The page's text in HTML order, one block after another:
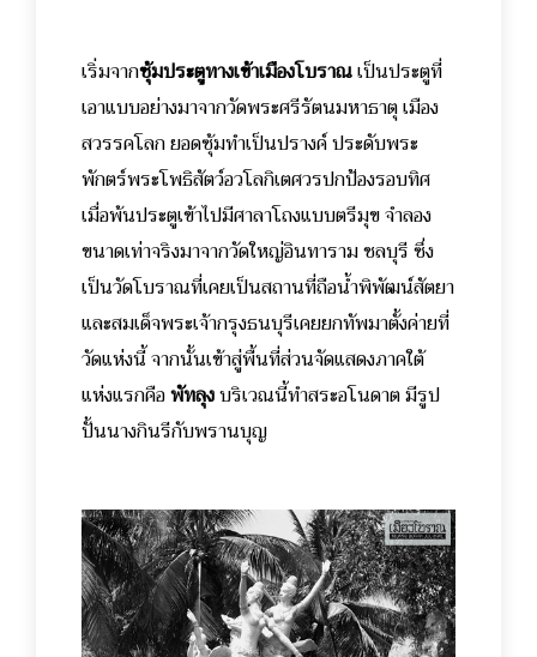
เริ่มจากซุ้มประตูทางเข้าเมืองโบราณเป็นประตูที่
เอาแบบอย่างมาจากวัดพระศรีรัตนมหาธาตุ เมือง
สวรรคโลก ยอดซุ้มทำเป็นปรางค์ ประดับพระ
พักตร์พระโพธิสัตว์อวโลกิเตศวรปกป้องรอบทิศ
เมื่อพ้นประตูเข้าไปมีศาลาโถงแบบตรีมุข จำลอง
ขนาดเท่าจริงมาจากวัดใหญ่อินทาราม ชลบุรี ซึ่ง
เป็นวัดโบราณที่เคยเป็นสถานที่ถือน้ำพิพัฒน์สัตยา
และสมเด็จพระเจ้ากรุงธนบุรีเคยยกทัพมาตั้งค่ายที่
วัดแห่งนี้จากนั้นเข้าสู่พื้นที่ส่วนจัดแสดงภาคใต้
แห่งแรกคือพัทลุงบริเวณนี้ทำสระอโนดาต มีรูป
ปั้นนางกินรีกับพรานบุญ